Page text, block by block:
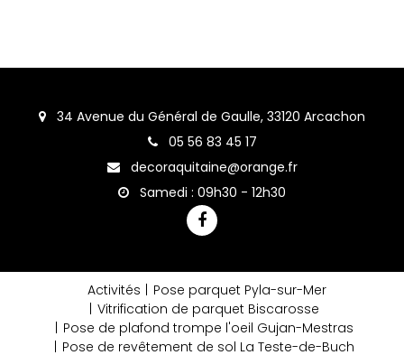
34 Avenue du Général de Gaulle, 33120 Arcachon
05 56 83 45 17
decoraquitaine@orange.fr
Samedi : 09h30 - 12h30
Activités
Pose parquet Pyla-sur-Mer
Vitrification de parquet Biscarosse
Pose de plafond trompe l'oeil Gujan-Mestras
Pose de revêtement de sol La Teste-de-Buch